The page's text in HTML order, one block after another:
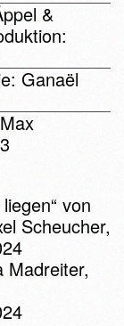
&
Ganaël
von
Scheucher,
Madreiter,